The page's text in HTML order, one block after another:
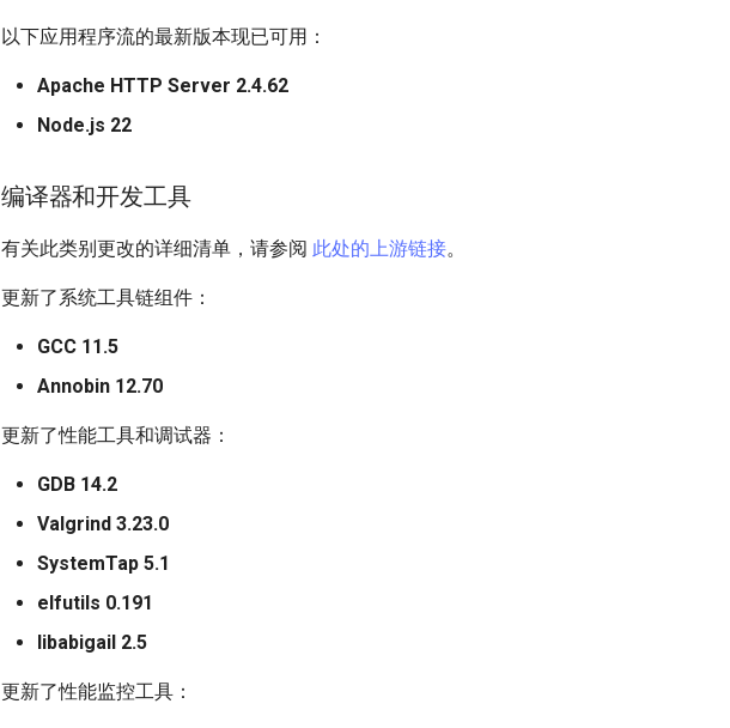
以下应用程序流的最新版本现已可用：
Apache HTTP Server 2.4.62
Node.js 22
编译器和开发工具
有关此类别更改的详细清单，请参阅 此处的上游链接。
更新了系统工具链组件：
GCC 11.5
Annobin 12.70
更新了性能工具和调试器：
GDB 14.2
Valgrind 3.23.0
SystemTap 5.1
elfutils 0.191
libabigail 2.5
更新了性能监控工具：